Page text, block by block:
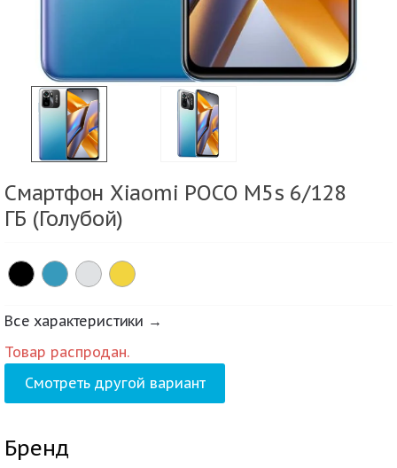
Смартфон Xiaomi POCO M5s 6/128
ГБ (Голубой)
Все характеристики →
Товар распродан.
Смотреть другой вариант
Бренд